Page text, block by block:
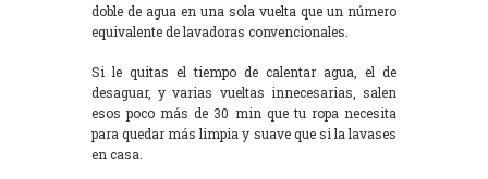
doble de agua en una sola vuelta que un número
equivalente de lavadoras convencionales.
Si le quitas el tiempo de calentar agua, el de
desaguar, y varias vueltas innecesarias, salen
esos poco más de 30 min que tu ropa necesita
para quedar más limpia y suave que si la lavases
en casa.